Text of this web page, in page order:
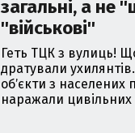
загальні, а не
''військові''
Геть ТЦК з вулиць!
дратували ухилянтів.
обʼєкти з населених
наражали цивільних